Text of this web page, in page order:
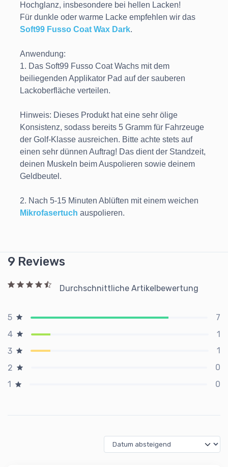
Hochglanz, insbesondere bei hellen Lacken!
Für dunkle oder warme Lacke empfehlen wir das
Soft99 Fusso Coat Wax Dark.
Anwendung:
1. Das Soft99 Fusso Coat Wachs mit dem
beiliegenden Applikator Pad auf der sauberen
Lackoberfläche verteilen.
Hinweis: Dieses Produkt hat eine sehr ölige
Konsistenz, sodass bereits 5 Gramm für Fahrzeuge
der Golf-Klasse ausreichen. Bitte achte stets auf
einen sehr dünnen Auftrag! Das dient der Standzeit,
deinen Muskeln beim Auspolieren sowie deinem
Geldbeutel.
2. Nach 5-15 Minuten Ablüften mit einem weichen
Mikrofasertuch auspolieren.
9 Reviews
Durchschnittliche Artikelbewertung
5
7
4
1
3
1
2
0
1
0